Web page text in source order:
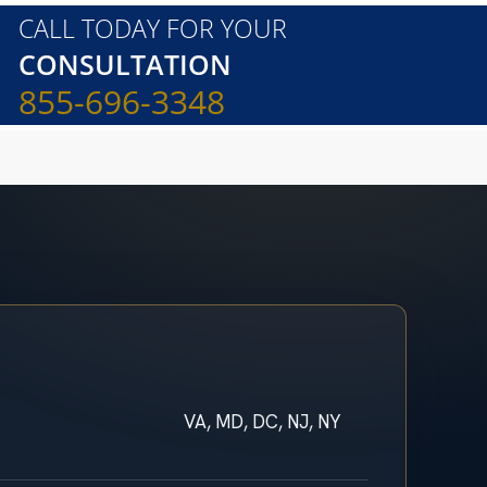
CALL TODAY FOR YOUR
CONSULTATION
855-696-3348
VA, MD, DC, NJ, NY